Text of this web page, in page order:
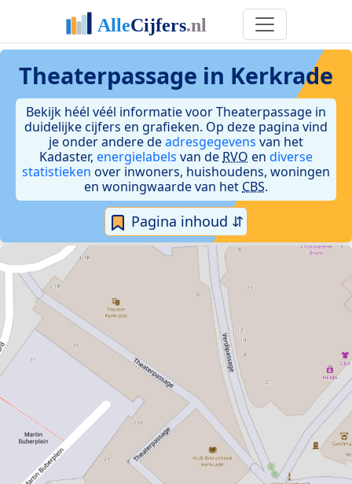
Theaterpassage in Kerkrade
Bekijk héél véél informatie voor Theaterpassage in
duidelijke cijfers en grafieken. Op deze pagina vind
je onder andere deadresgegevens van het
Kadaster, energielabels van de RVO en diverse
statistieken over inwoners, huishoudens, woningen
en woningwaarde van het CBS.
Pagina inhoud ⇵